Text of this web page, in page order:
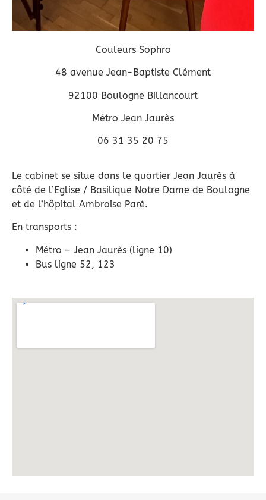
Couleurs Sophro
48 avenue Jean-Baptiste Clément
92100 Boulogne Billancourt
Métro Jean Jaurès
06 31 35 20 75
Le cabinet se situe dans le quartier Jean Jaurès à
côté de l’Eglise / Basilique Notre Dame de Boulogne
et de l’hôpital Ambroise Paré.
En transports :
Métro – Jean Jaurès (ligne 10)
Bus ligne 52, 123